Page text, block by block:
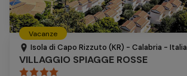
Vacanze
Isola di Capo Rizzuto (KR) - Calabria - Italia
VILLAGGIO SPIAGGE ROSSE